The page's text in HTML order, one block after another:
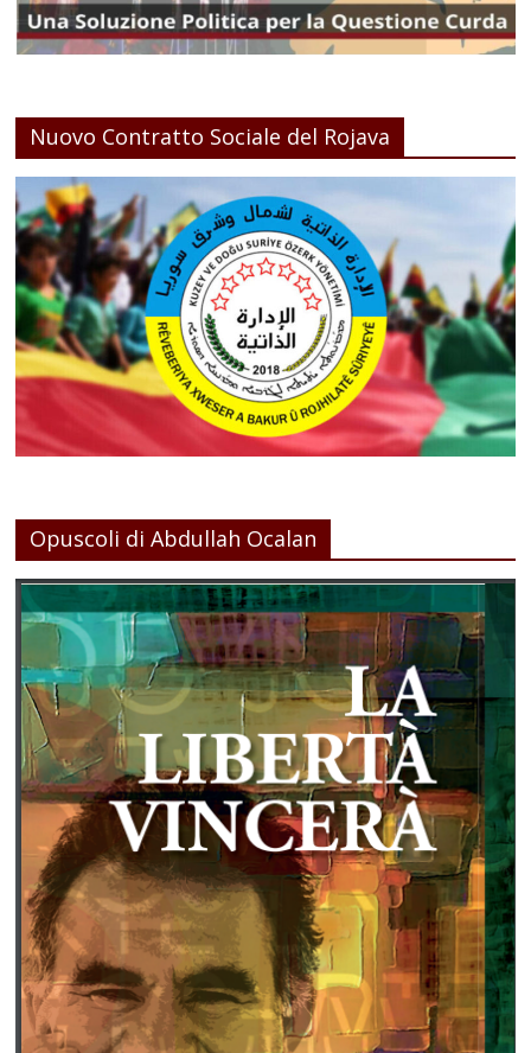
Nuovo Contratto Sociale del Rojava
Opuscoli di Abdullah Ocalan